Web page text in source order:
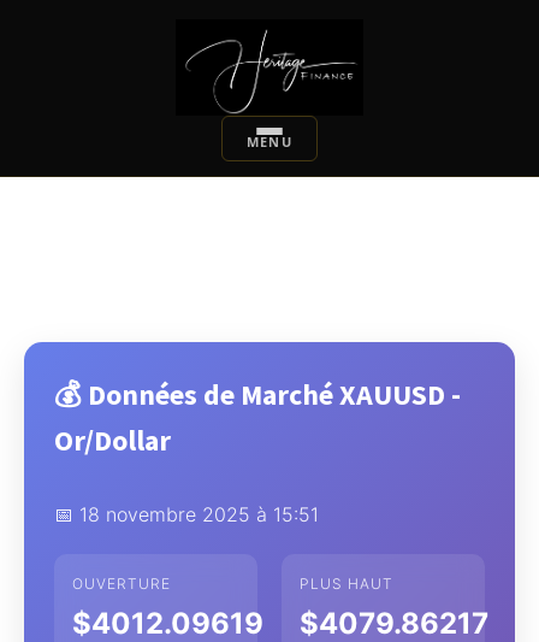
💰 Données de Marché XAUUSD -
Or/Dollar
📅 18 novembre 2025 à 15:51
OUVERTURE
$4012.09619
PLUS HAUT
$4079.86217